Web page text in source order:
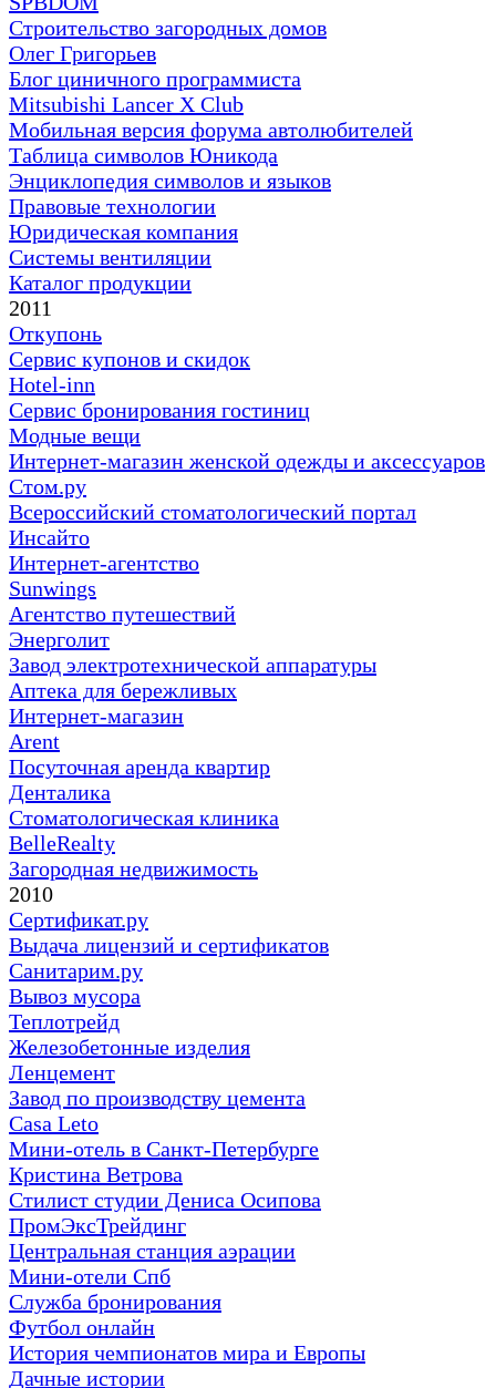
Строительство загородных домов
Олег Григорьев
Блог циничного программиста
Mitsubishi Lancer X Club
Мобильная версия форума автолюбителей
Таблица символов Юникода
Энциклопедия символов и языков
Правовые технологии
Юридическая компания
Системы вентиляции
Каталог продукции
2011
Откупонь
Сервис купонов и скидок
Hotel-inn
Сервис бронирования гостиниц
Модные вещи
Интернет-магазин женской одежды и аксессуаров
Стом.ру
Всероссийский стоматологический портал
Инсайто
Интернет-агентство
Sunwings
Агентство путешествий
Энерголит
Завод электротехнической аппаратуры
Аптека для бережливых
Интернет-магазин
Arent
Посуточная аренда квартир
Денталика
Стоматологическая клиника
BelleRealty
Загородная недвижимость
2010
Сертификат.ру
Выдача лицензий и сертификатов
Санитарим.ру
Вывоз мусора
Теплотрейд
Железобетонные изделия
Ленцемент
Завод по производству цемента
Casa Leto
Мини-отель в Санкт-Петербурге
Кристина Ветрова
Стилист студии Дениса Осипова
ПромЭксТрейдинг
Центральная станция аэрации
Мини-отели Спб
Служба бронирования
Футбол онлайн
История чемпионатов мира и Европы
Дачные истории